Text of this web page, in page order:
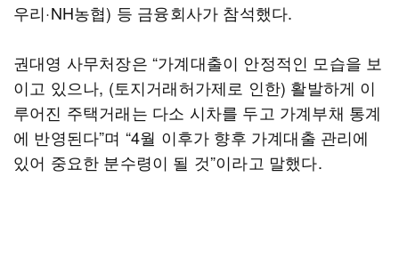
우리·NH농협) 등 금융회사가 참석했다.
권대영 사무처장은 “가계대출이 안정적인 모습을 보
이고 있으나, (토지거래허가제로 인한) 활발하게 이
루어진 주택거래는 다소 시차를 두고 가계부채 통계
에 반영된다”며 “4월 이후가 향후 가계대출 관리에
있어 중요한 분수령이 될 것”이라고 말했다.